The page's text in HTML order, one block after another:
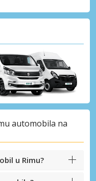
automobila na
u Rimu?